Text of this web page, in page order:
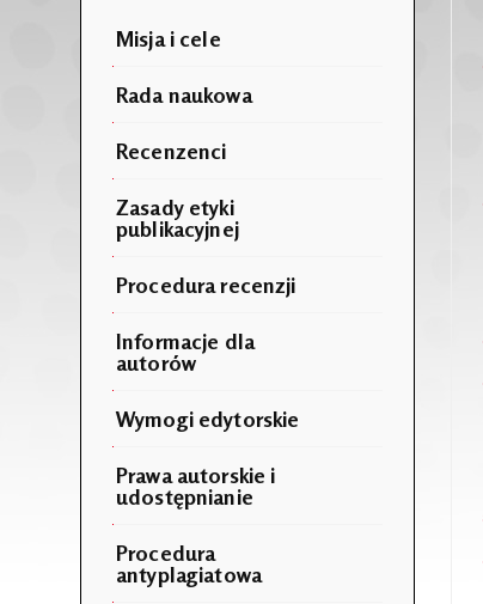
Misja i cele
Rada naukowa
Recenzenci
Zasady etyki
publikacyjnej
Procedura recenzji
Informacje dla
autorów
Wymogi edytorskie
Prawa autorskie i
udostępnianie
Procedura
antyplagiatowa